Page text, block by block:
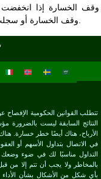
وقف الخسارة إذا
تتطلب القوانين الحكومية
النتائج السابقة ليست بالضرورة
الأرباح، هناك أيضًا خطر خسارة.
في الاتصال بتداول الأسهم أو
التداول مناسبًا لك في ضوء وضعك
بالمخاطر ولا يجب أن تتم إلا من